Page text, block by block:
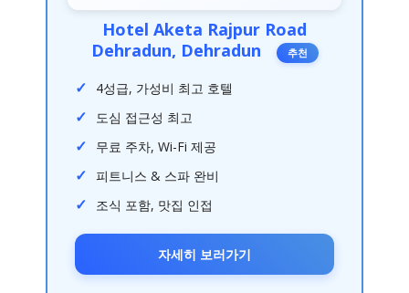
Hotel Aketa Rajpur Road
Dehradun, Dehradun
추천
4성급, 가성비 최고 호텔
도심 접근성 최고
무료 주차, Wi-Fi 제공
피트니스 & 스파 완비
조식 포함, 맛집 인접
자세히 보러가기